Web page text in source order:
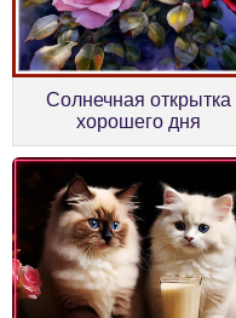
Солнечная открытка
хорошего дня